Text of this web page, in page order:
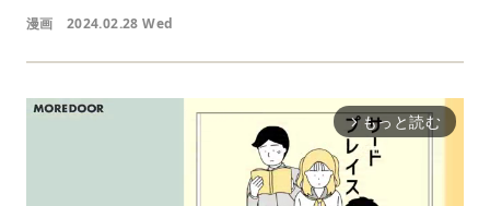
漫画 2024.02.28 Wed
arrow_forward_ios もっと読む